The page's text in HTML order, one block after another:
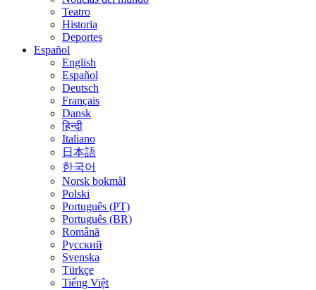
Teatro
Historia
Deportes
Español
English
Español
Deutsch
Français
Dansk
हिन्दी
Italiano
日本語
한국어
Norsk bokmål
Polski
Português (PT)
Português (BR)
Română
Русский
Svenska
Türkçe
Tiếng Việt